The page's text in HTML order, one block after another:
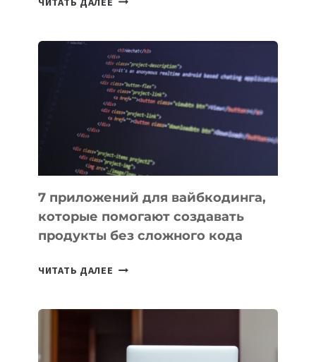
ПОЛЕЗНЫХ
ИНСТРУМЕНТОВ
ДЛЯ
РАБОТЫ
7 приложений для вайбкодинга,
которые помогают создавать
продукты без сложного кода
ЧИТАТЬ ДАЛЕЕ
ПОМОГАЮТ